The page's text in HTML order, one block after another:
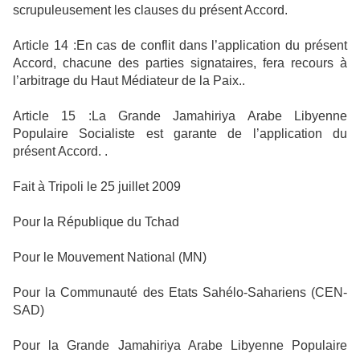
scrupuleusement les clauses du présent Accord.
Article 14 :En cas de conflit dans l’application du présent
Accord, chacune des parties signataires, fera recours à
l’arbitrage du Haut Médiateur de la Paix..
Article 15 :La Grande Jamahiriya Arabe Libyenne
Populaire Socialiste est garante de l’application du
présent Accord. .
Fait à Tripoli le 25 juillet 2009
Pour la République du Tchad
Pour le Mouvement National (MN)
Pour la Communauté des Etats Sahélo-Sahariens (CEN-
SAD)
Pour la Grande Jamahiriya Arabe Libyenne Populaire